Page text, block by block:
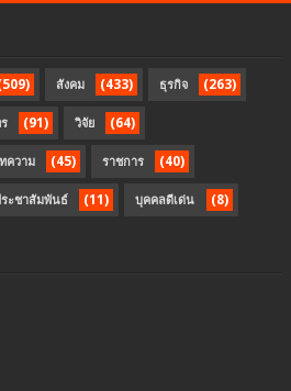
สังคม (433) ธุรกิจ (263)
(91) วิจัย (64)
ความ (45) ราชการ (40)
ะชาสัมพันธ์ (11) บุคคลดีเด่น (8)